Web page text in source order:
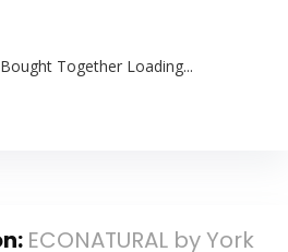
Together Loading...
ECONATURAL by York